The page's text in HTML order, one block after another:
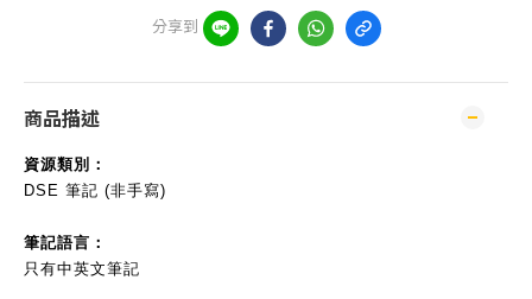
分享到
商品描述
資源類別：
DSE 筆記 (非手寫)
筆記語言：
只有中英文筆記